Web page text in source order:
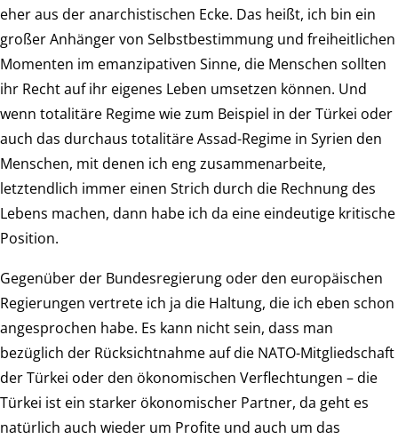
eher aus der anarchistischen Ecke. Das heißt, ich bin ein
großer Anhänger von Selbstbestimmung und freiheitlichen
Momenten im emanzipativen Sinne, die Menschen sollten
ihr Recht auf ihr eigenes Leben umsetzen können. Und
wenn totalitäre Regime wie zum Beispiel in der Türkei oder
auch das durchaus totalitäre Assad-Regime in Syrien den
Menschen, mit denen ich eng zusammenarbeite,
letztendlich immer einen Strich durch die Rechnung des
Lebens machen, dann habe ich da eine eindeutige kritische
Position.
Gegenüber der Bundesregierung oder den europäischen
Regierungen vertrete ich ja die Haltung, die ich eben schon
angesprochen habe. Es kann nicht sein, dass man
bezüglich der Rücksichtnahme auf die NATO-Mitgliedschaft
der Türkei oder den ökonomischen Verflechtungen – die
Türkei ist ein starker ökonomischer Partner, da geht es
natürlich auch wieder um Profite und auch um das